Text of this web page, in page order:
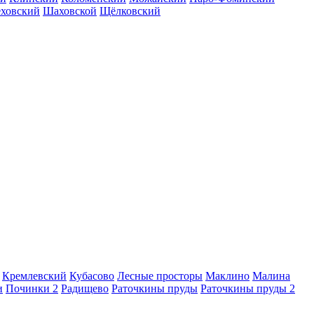
Шаховской Щёлковский
Кремлевский Кубасово Лесные просторы Маклино Малина
Починки 2 Радищево Раточкины пруды Раточкины пруды 2